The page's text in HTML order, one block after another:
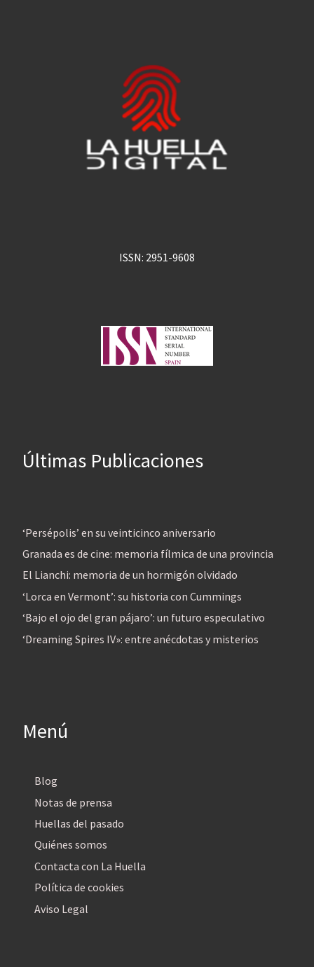
ISSN: 2951-9608
Últimas Publicaciones
‘Persépolis’ en su veinticinco aniversario
Granada es de cine: memoria fílmica de una provincia
El Lianchi: memoria de un hormigón olvidado
‘Lorca en Vermont’: su historia con Cummings
‘Bajo el ojo del gran pájaro’: un futuro especulativo
‘Dreaming Spires IV»: entre anécdotas y misterios
Menú
Blog
Notas de prensa
Huellas del pasado
Quiénes somos
Contacta con La Huella
Política de cookies
Aviso Legal